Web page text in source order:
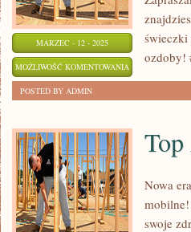
MARZEC - 12 - 2025
MOŻLIWOŚĆ KOMENTOWANIA
PIĘKNE
ŚWIECZKI
DOMU
ZOSTAŁA WYŁĄCZONA
świeczki
ozdoby!
POSTED BY ADMIN
Nowa
swoje